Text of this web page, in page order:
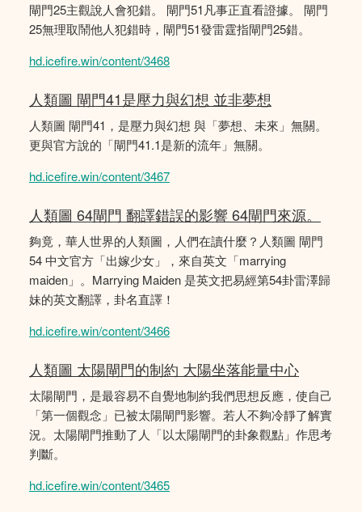
閘門25主觀說人會犯錯。 閘門51凡事正直看證據。 閘門
25無理取鬧他人犯錯時，閘門51發雷霆指閘門25錯。
hd.icefire.win/content/3468
人類圖 閘門41是壓力與幻想 並非夢想
人類圖 閘門41，是壓力與幻想 與「夢想、未來」無關。
更與官方說的「閘門41.1是新的流年」無關。
hd.icefire.win/content/3467
人類圖 64閘門 翻譯錯誤的影響 64閘門來源。
夠竟，華人世界的人類圖，人們在讀什麼？人類圖 閘門
54 中文官方「出嫁少女」，來自英文「marrying
maiden」。Marrying Maiden 是英文把易經第54卦雷澤歸
妹的英文翻譯，卦名直譯！
hd.icefire.win/content/3466
人類圖 太陽閘門的制約 大陽坐落能量中心
太陽閘門，是最容易不自覺地制約我們思想反應，使自己
「第一個觀念」已被太陽閘門影響。若人不夠冷靜了解實
況。太陽閘門推動了人「以太陽閘門的卦象觀點」作思考
判斷。
hd.icefire.win/content/3465